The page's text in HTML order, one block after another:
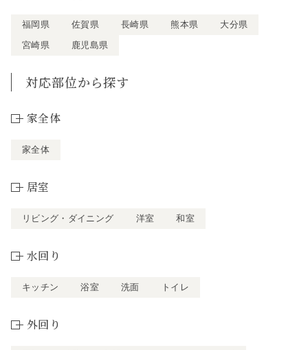
福岡県 佐賀県 長崎県 熊本県
大分県
宮崎県
鹿児島県
対応部位から探す
家全体
家全体
居室
リビング・ダイニング 洋室 和室
水回り
キッチン 浴室 洗面 トイレ
外回り